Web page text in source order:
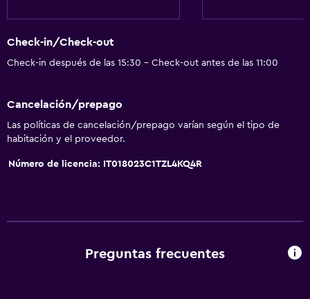
Copas
Almuerzos para llevar
Menús para dietas especiales (bajo petición)
Restaurante
Bar/lounge
Nevera
Check-in/Check-out
Check-in después de las 15:30 - Check-out antes de las 11:00
Cancelación/prepago
Las políticas de cancelación/prepago varían según el tipo de
habitación y el proveedor.
Número de licencia: IT018023C1TZL4KQ4R
Preguntas frecuentes